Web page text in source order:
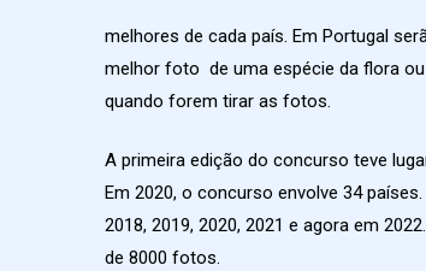
melhores de cada país. Em Portugal
melhor foto de uma espécie da flora
quando forem tirar as fotos.
A primeira edição do concurso teve
Em 2020, o concurso envolve 34
2018, 2019, 2020, 2021 e agora em
de 8000 fotos.